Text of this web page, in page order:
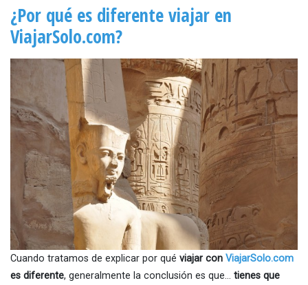
¿Por qué es diferente viajar en
ViajarSolo.com?
Cuando tratamos de explicar por qué viajar con ViajarSolo.com
es diferente, generalmente la conclusión es que… tienes que